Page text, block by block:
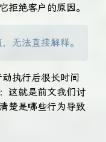
拒绝客户的原因。
无法直接解释。
执行后很长时间
这就是前文我们讨
楚是哪些行为导致